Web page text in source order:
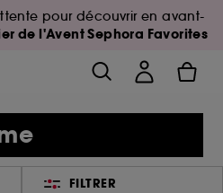
pour découvrir en avant-
de l'Avent Sephora Favorites
FILTRER